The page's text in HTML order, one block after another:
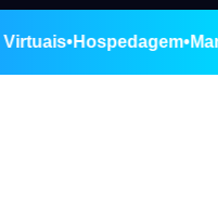
Lojas Virtuais•